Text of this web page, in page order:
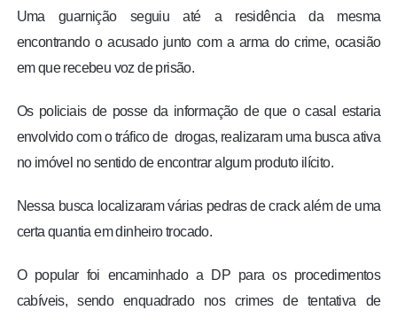
Uma guarnição seguiu até a residência da mesma
encontrando o acusado junto com a arma do crime, ocasião
em que recebeu voz de prisão.
Os policiais de posse da informação de que o casal estaria
envolvido com o tráfico de drogas, realizaram uma busca ativa
no imóvel no sentido de encontrar algum produto ilícito.
Nessa busca localizaram várias pedras de crack além de uma
certa quantia em dinheiro trocado.
O popular foi encaminhado a DP para os procedimentos
cabíveis, sendo enquadrado nos crimes de tentativa de